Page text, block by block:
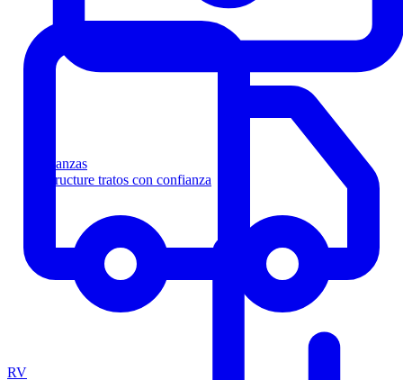
Finanzas
Estructure tratos con confianza
RV